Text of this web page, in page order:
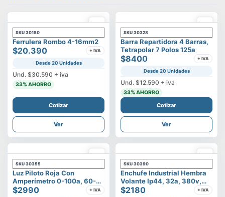
SKU 30180
Ferrulera Rombo 4-16mm2
$20.390 + IVA
Desde 20 Unidades
Und. $30.590 + iva
33% AHORRO
Cotizar
Ver
SKU 30328
Barra Repartidora 4 Barras,
Tetrapolar 7 Polos 125a
$8400 + IVA
Desde 20 Unidades
Und. $12.590 + iva
33% AHORRO
Cotizar
Ver
SKU 30355
Luz Piloto Roja Con
Amperímetro 0-100a, 60-
500v
$2990 + IVA
SKU 30390
Enchufe Industrial Hembra
Volante Ip44, 32a, 380v,
3p+t
$2180 + IVA